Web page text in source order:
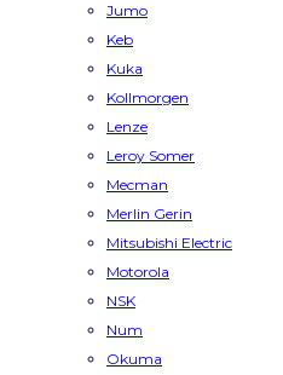
Jumo
Keb
Kuka
Kollmorgen
Lenze
Leroy Somer
Mecman
Merlin Gerin
Mitsubishi Electric
Motorola
NSK
Num
Okuma